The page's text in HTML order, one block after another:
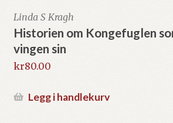
Linda S Kragh
Historien om Kongefuglen
vingen sin
kr80.00
Legg i handlekurv